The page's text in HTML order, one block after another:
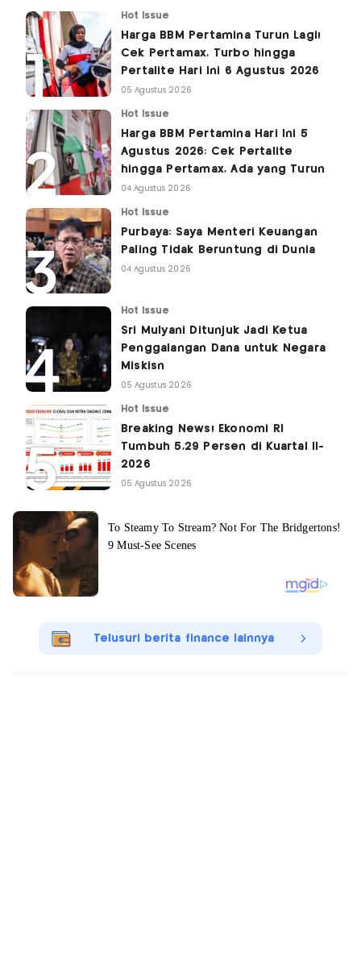
Hot Issue
Harga BBM Pertamina Turun Lagi!
Cek Pertamax, Turbo hingga
Pertalite Hari Ini 6 Agustus 2026
05 Agustus 2026
Hot Issue
Harga BBM Pertamina Hari Ini 5
Agustus 2026: Cek Pertalite
hingga Pertamax, Ada yang Turun
04 Agustus 2026
Hot Issue
Purbaya: Saya Menteri Keuangan
Paling Tidak Beruntung di Dunia
04 Agustus 2026
Hot Issue
Sri Mulyani Ditunjuk Jadi Ketua
Penggalangan Dana untuk Negara
Miskisn
05 Agustus 2026
Hot Issue
Breaking News! Ekonomi RI
Tumbuh 5,29 Persen di Kuartal II-
2026
05 Agustus 2026
Telusuri berita finance lainnya